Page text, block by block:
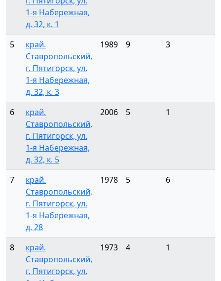
1-я Набережная,
д. 32, к. 1
5
край.
Ставропольский,
г. Пятигорск, ул.
1-я Набережная,
д. 32, к. 3
1989 9 3
6
край.
Ставропольский,
г. Пятигорск, ул.
1-я Набережная,
д. 32, к. 5
2006 5 1
7
край.
Ставропольский,
г. Пятигорск, ул.
1-я Набережная,
д. 28
1978 5 6
8
край.
Ставропольский,
г. Пятигорск, ул.
1973 4 1